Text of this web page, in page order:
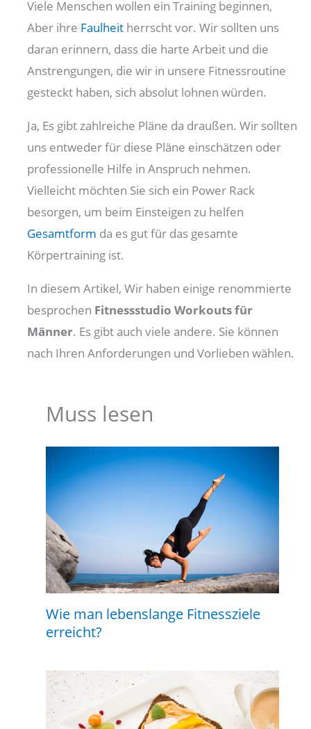
Viele Menschen wollen ein Training beginnen,
Aber ihre Faulheit herrscht vor. Wir sollten uns
daran erinnern, dass die harte Arbeit und die
Anstrengungen, die wir in unsere Fitnessroutine
gesteckt haben, sich absolut lohnen würden.
Ja, Es gibt zahlreiche Pläne da draußen. Wir sollten
uns entweder für diese Pläne einschätzen oder
professionelle Hilfe in Anspruch nehmen.
Vielleicht möchten Sie sich ein Power Rack
besorgen, um beim Einsteigen zu helfen
Gesamtform da es gut für das gesamte
Körpertraining ist.
In diesem Artikel, Wir haben einige renommierte
besprochen Fitnessstudio Workouts für
Männer. Es gibt auch viele andere. Sie können
nach Ihren Anforderungen und Vorlieben wählen.
Muss lesen
Wie man lebenslange Fitnessziele
erreicht?